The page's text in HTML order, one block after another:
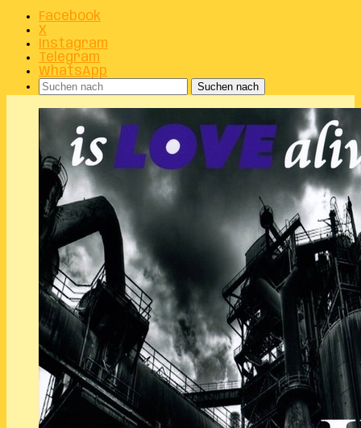
Facebook
X
Instagram
Telegram
WhatsApp
Suchen nach